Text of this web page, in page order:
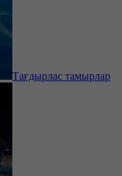
Тағдырлас тамырлар